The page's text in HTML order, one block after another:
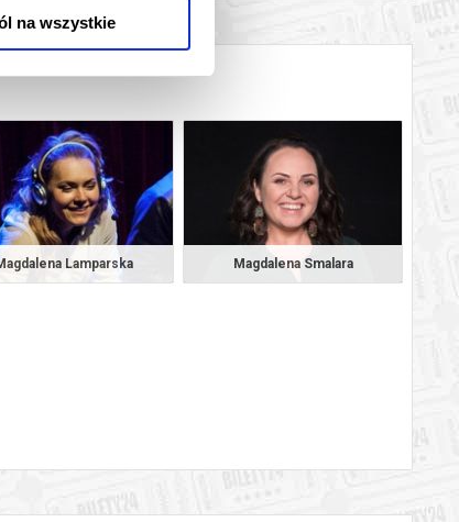
na wszystkie
Lamparska Magdalena Smalara